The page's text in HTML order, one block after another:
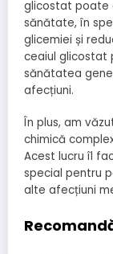
glicostat poate
sănătate, în
glicemiei și
ceaiul glicostat
sănătatea
afecțiuni.
În plus, am
chimică
Acest lucru îl
special pentru
alte afecțiuni